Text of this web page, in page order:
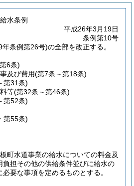
水条例
平成26年3月19日
条例第10号
年条例第26号)の全部を改正する。
6条)
及び費用(第7条～第18条)
第31条)
等(第32条～第46条)
第52条)
第55条)
町水道事業の給水についての料金及
負担その他の供給条件並びに給水の
要な事項を定めるものとする。